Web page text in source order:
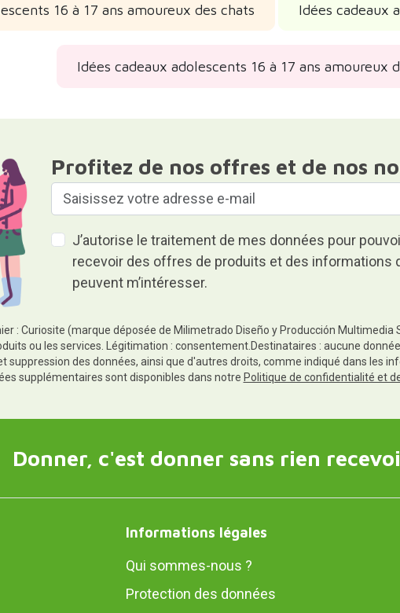
16 à 17 ans amoureux des chats Idées cadeaux
Idées cadeaux adolescents 16 à 17 ans amoureux
Profitez de nos offres et de nos
J’autorise le traitement de mes données pour
recevoir des offres de produits et des informations
peuvent m’intéresser.
: Curiosite (marque déposée de Milimetrado Diseño y Producción Multimedia
ou les services. Légitimation : consentement.Destinataires : aucune
suppression des données, ainsi que d'autres droits, comme indiqué dans les
supplémentaires sont disponibles dans notre Politique de confidentialité et
Donner, c'est donner sans rien
Informations légales
Qui sommes-nous ?
Protection des données